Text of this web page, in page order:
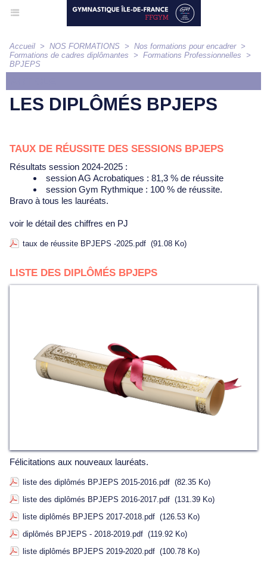
Accueil > NOS FORMATIONS > Nos formations pour encadrer >
Formations de cadres diplômantes
> Formations Professionnelles
>
BPJEPS
LES DIPLÔMÉS BPJEPS
TAUX DE RÉUSSITE DES SESSIONS BPJEPS
Résultats session 2024-2025 :
session AG Acrobatiques : 81,3 % de réussite
session Gym Rythmique : 100 % de réussite.
Bravo à tous les lauréats.
voir le détail des chiffres en PJ
taux de réussite BPJEPS -2025.pdf (91.08 Ko)
LISTE DES DIPLÔMÉS BPJEPS
Félicitations aux nouveaux lauréats.
liste des diplômés BPJEPS 2015-2016.pdf (82.35 Ko)
liste des diplômés BPJEPS 2016-2017.pdf (131.39 Ko)
liste diplômés BPJEPS 2017-2018.pdf (126.53 Ko)
diplômés BPJEPS - 2018-2019.pdf (119.92 Ko)
liste diplômés BPJEPS 2019-2020.pdf (100.78 Ko)